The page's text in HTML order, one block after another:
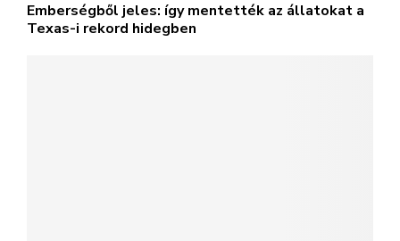
Emberségből jeles: így mentették az állatokat a
Texas-i rekord hidegben